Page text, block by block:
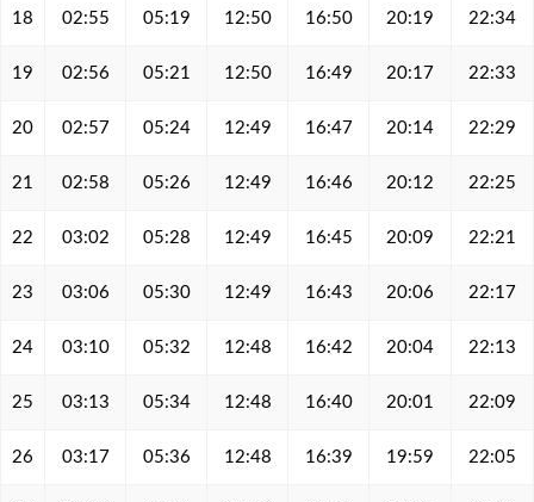
18 02:55 05:19 12:50 16:50 20:19 22:34
19 02:56 05:21 12:50 16:49 20:17 22:33
20 02:57 05:24 12:49 16:47 20:14 22:29
21 02:58 05:26 12:49 16:46 20:12 22:25
22 03:02 05:28 12:49 16:45 20:09 22:21
23 03:06 05:30 12:49 16:43 20:06 22:17
24 03:10 05:32 12:48 16:42 20:04 22:13
25 03:13 05:34 12:48 16:40 20:01 22:09
26 03:17 05:36 12:48 16:39 19:59 22:05